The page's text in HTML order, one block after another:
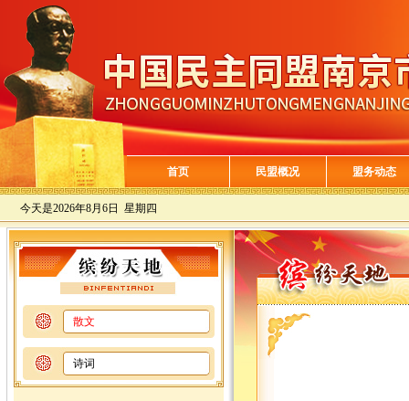
首页 民盟概况 盟务动态
今天是2026年8月6日 星期四
散文
诗词